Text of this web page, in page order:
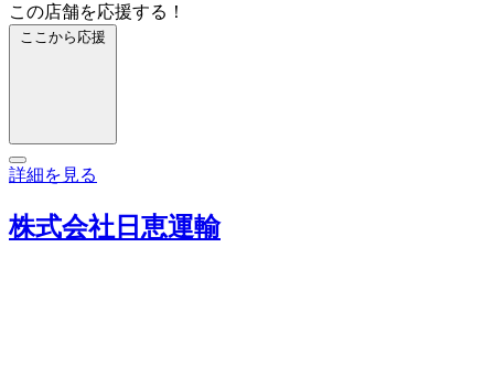
この店舗を応援する！
ここから応援
詳細を見る
株式会社日恵運輸